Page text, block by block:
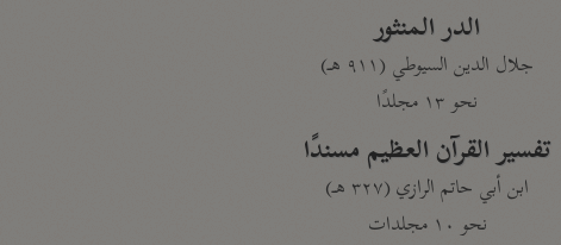
الدر المنثور
جلال الدين السيوطي (٩١١ هـ)
نحو ١٣ مجلدًا
تفسير القرآن العظيم مسندًا
ابن أبي حاتم الرازي (٣٢٧ هـ)
نحو ١٠ مجلدات